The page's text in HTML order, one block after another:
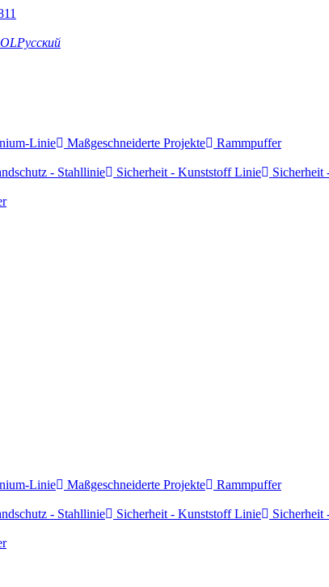
Русский
Linie Maßgeschneiderte Projekte
Rammpuffer
- Stahllinie Sicherheit - Kunststoff Linie Sicherheit
Linie Maßgeschneiderte Projekte
Rammpuffer
- Stahllinie Sicherheit - Kunststoff Linie Sicherheit